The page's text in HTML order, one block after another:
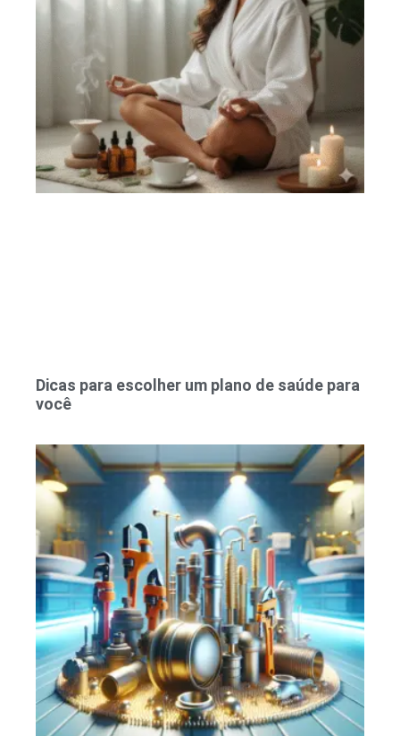
Dicas para escolher um plano de saúde para
você